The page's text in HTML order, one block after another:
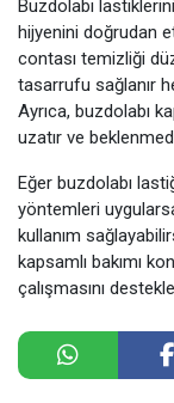
Buzdolabı
hijyenini doğrudan
contası temizliği
tasarrufu sağlanır
Ayrıca, buzdolabı
uzatır ve
Eğer buzdolabı
yöntemleri
kullanım
kapsamlı bakımı
çalışmasını